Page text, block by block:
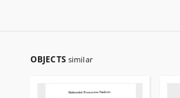
OBJECTS similar